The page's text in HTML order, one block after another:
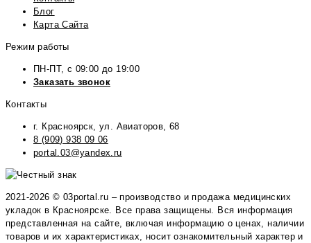
Блог
Карта Сайта
Режим работы
ПН-ПТ, с 09:00 до 19:00
Заказать звонок
Контакты
г. Красноярск, ул. Авиаторов, 68
8 (909) 938 09 06
portal.03@yandex.ru
2021-2026 © 03portal.ru – производство и продажа медицинских
укладок в Красноярске. Все права защищены. Вся информация
представленная на сайте, включая информацию о ценах, наличии
товаров и их характеристиках, носит ознакомительный характер и